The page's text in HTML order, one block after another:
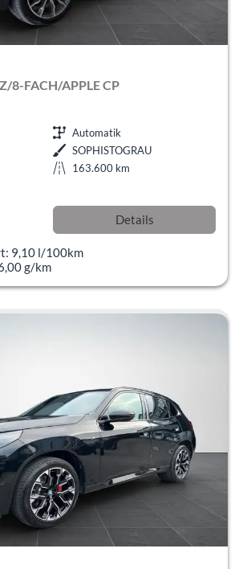
8-FACH/APPLE CP
Automatik
SOPHISTOGRAU
163.600 km
Details
9,10 l/100km
g/km